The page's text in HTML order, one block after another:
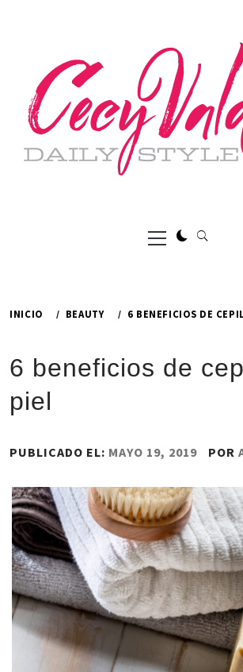
Menú
principal
INICIO BEAUTY 6 BENEFICIOS DE
6 beneficios de
piel
PUBLICADO EL: MAYO 19, 2019 POR